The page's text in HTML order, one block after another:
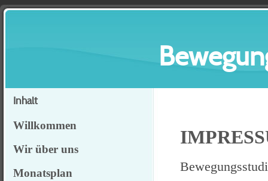
Inhalt
Willkommen
Wir über uns
Monatsplan